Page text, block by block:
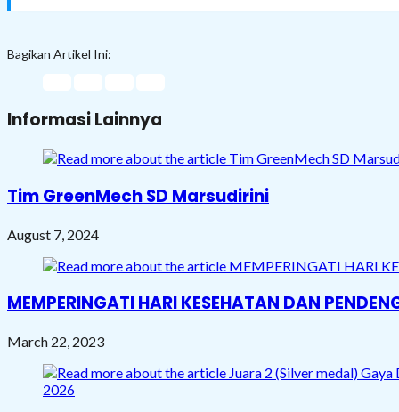
Bagikan Artikel Ini:
Informasi Lainnya
Tim GreenMech SD Marsudirini
August 7, 2024
MEMPERINGATI HARI KESEHATAN DAN
March 22, 2023